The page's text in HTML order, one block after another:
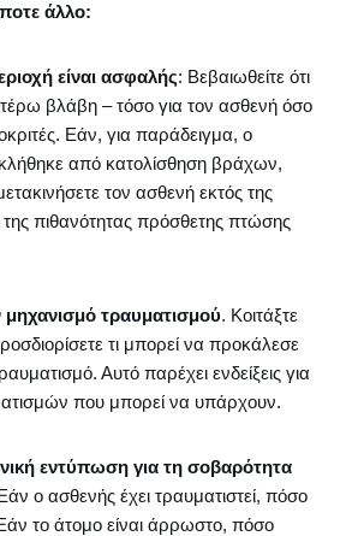
άλλο:
είναι ασφαλής: Βεβαιωθείτε ότι
βλάβη – τόσο για τον ασθενή όσο
Εάν, για παράδειγμα, ο
από κατολίσθηση βράχων,
τον ασθενή εκτός της
της πιθανότητας πρόσθετης πτώσης
μηχανισμό τραυματισμού. Κοιτάξτε
τι μπορεί να προκάλεσε
Αυτό παρέχει ενδείξεις για
που μπορεί να υπάρχουν.
εντύπωση για τη σοβαρότητα
ο ασθενής έχει τραυματιστεί, πόσο
Εάν το άτομο είναι άρρωστο, πόσο